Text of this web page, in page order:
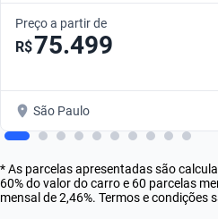
Preço a partir de
R$75.499
São Paulo
* As parcelas apresentadas são
60% do valor do carro e 60 parcelas
mensal de 2,46%. Termos e condições